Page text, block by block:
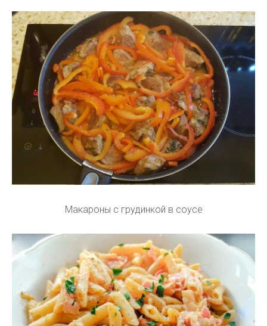
Макароны с грудинкой в соусе